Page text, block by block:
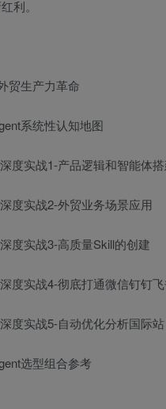
利。
贸生产力革命
系统性认知地图
度实战1-产品逻辑和智能体
度实战2-外贸业务场景应用
度实战3-高质量Skill的创建
度实战4-彻底打通微信钉钉
度实战5-自动优化分析国际站
选型组合参考